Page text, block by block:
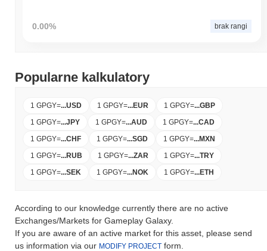
0.00% brak rangi
Popularne kalkulatory
1 GPGY=...USD 1 GPGY=...EUR 1 GPGY=...GBP
1 GPGY=...JPY 1 GPGY=...AUD 1 GPGY=...CAD
1 GPGY=...CHF 1 GPGY=...SGD 1 GPGY=...MXN
1 GPGY=...RUB 1 GPGY=...ZAR 1 GPGY=...TRY
1 GPGY=...SEK 1 GPGY=...NOK 1 GPGY=...ETH
According to our knowledge currently there are no active
Exchanges/Markets for Gameplay Galaxy.
If you are aware of an active market for this asset, please send
us information via our MODIFY PROJECT form.